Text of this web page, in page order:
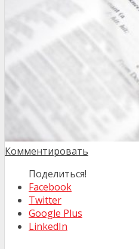
Комментировать
Поделиться!
Facebook
Twitter
Google Plus
LinkedIn